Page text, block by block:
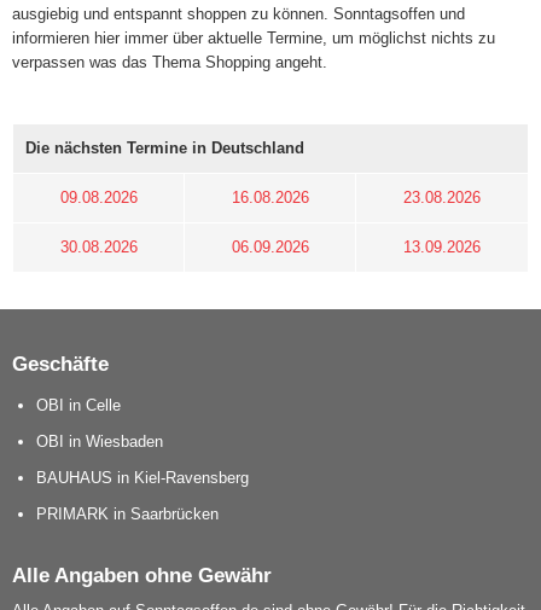
ausgiebig und entspannt shoppen zu können. Sonntagsoffen und
informieren hier immer über aktuelle Termine, um möglichst nichts zu
verpassen was das Thema Shopping angeht.
Die nächsten Termine in Deutschland
09.08.2026 16.08.2026 23.08.2026
30.08.2026 06.09.2026 13.09.2026
Geschäfte
OBI in Celle
OBI in Wiesbaden
BAUHAUS in Kiel-Ravensberg
PRIMARK in Saarbrücken
Alle Angaben ohne Gewähr